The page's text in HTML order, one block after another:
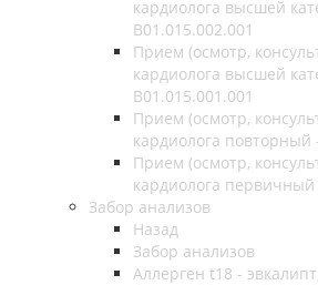
кардиолога высшей
B01.015.002.001
Прием (осмотр,
кардиолога высшей
B01.015.001.001
Прием (осмотр,
кардиолога повторный
Прием (осмотр,
кардиолога первичный
Забор анализов
Назад
Забор анализов
Аллерген t18 -